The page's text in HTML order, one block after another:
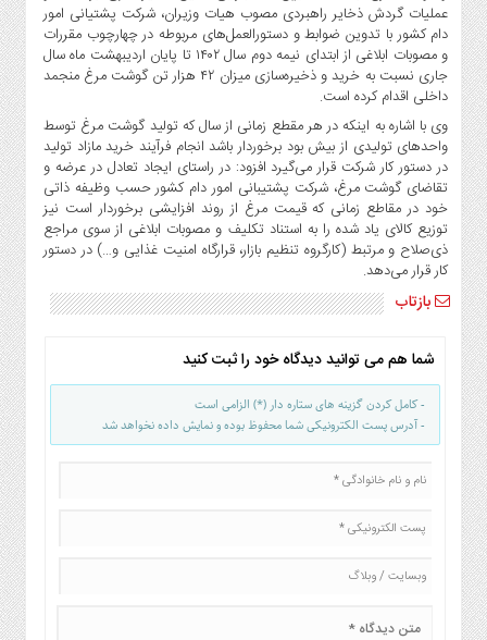
عملیات گردش ذخایر راهبردی مصوب هیات وزیران، شرکت پشتیانی امور
دام کشور با تدوین ضوابط و دستورالعمل‌های مربوطه در چهارچوب مقررات
و مصوبات ابلاغی از ابتدای نیمه دوم سال ۱۴۰۲ تا پایان اردیبهشت ماه سال
جاری نسبت به خرید و ذخیره‌سازی میزان ۴۲ هزار تن گوشت مرغ منجمد
داخلی اقدام کرده است.
وی با اشاره به اینکه در هر مقطع زمانی از سال که تولید گوشت مرغ توسط
واحدهای تولیدی از بیش بود برخوردار باشد انجام فرآیند خرید مازاد تولید
در دستور کار شرکت قرار می‌گیرد افزود: در راستای ایجاد تعادل در عرضه و
تقاضای گوشت مرغ، شرکت پشتیبانی امور دام کشور حسب وظیفه ذاتی
خود در مقاطع زمانی که قیمت مرغ از روند افزایشی برخوردار است نیز
توزیع کالای یاد شده را به استناد تکلیف و مصوبات ابلاغی از سوی مراجع
ذی‌صلاح و مرتبط (کارگروه تنظیم بازار، قرارگاه امنیت غذایی و…) در دستور
کار قرار می‌دهد.
بازتاب
شما هم می توانید دیدگاه خود را ثبت کنید
- کامل کردن گزینه های ستاره دار (*) الزامی است
- آدرس پست الکترونیکی شما محفوظ بوده و نمایش داده نخواهد شد